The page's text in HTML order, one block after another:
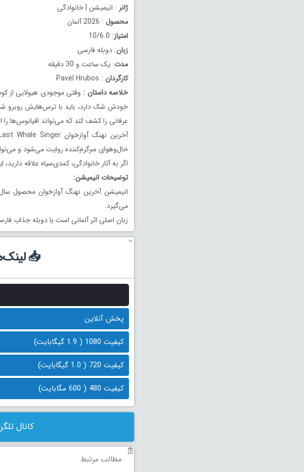
ژانر : انیمیشن | خانوادگی
محصول : 2026 آلمان
امتیاز: 10/6.0
زبان: دوبله فارسی
مدت: یک ساعت و 30 دقیقه
کارگردان : Pavel Hrubos
خلاصه داستان : وقتی موجودی هیولایی از
خودش شک دارد، باید با ترس‌هایش روبرو
عرفانی را کشف کند که می‌تواند اقیانوس‌ها
حال‌وهوای سرگرم‌کننده روایت می‌شود و
اگر به آثار خانوادگی، کمدی‌سیاه علاقه
توضیحات انیمیشن:
می‌گیرد.
زبان اصلی اثر آلمانی است با دوبله جذاب
📥
پخش آنلاین
کیفیت 1080 ( 1.9 گیگابایت)
کیفیت 720 ( 1.0 گیگابایت)
کیفیت 480 ( 600 مگابایت)
کانال
مطالب مرتبط